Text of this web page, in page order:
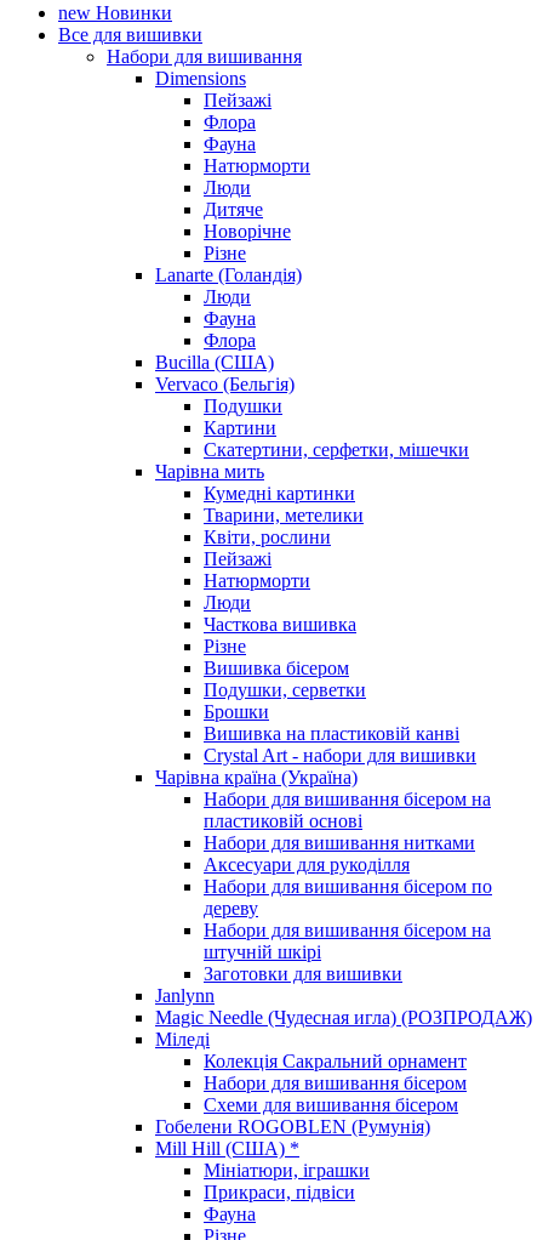
new Новинки
Все для вишивки
Набори для вишивання
Dimensions
Пейзажі
Флора
Фауна
Натюрморти
Люди
Дитяче
Новорічне
Різне
Lanarte (Голандія)
Люди
Фауна
Флора
Bucilla (США)
Vervaco (Бельгія)
Подушки
Картини
Скатертини, серфетки, мішечки
Чарiвна мить
Кумедні картинки
Тварини, метелики
Квіти, рослини
Пейзажі
Натюрморти
Люди
Часткова вишивка
Різне
Вишивка бісером
Подушки, серветки
Брошки
Вишивка на пластиковій канві
Crystal Art - набори для вишивки
Чарівна країна (Україна)
Набори для вишивання бісером на
пластиковій основі
Набори для вишивання нитками
Аксесуари для рукоділля
Набори для вишивання бісером по
дереву
Набори для вишивання бісером на
штучній шкірі
Заготовки для вишивки
Janlynn
Magic Needle (Чудесная игла) (РОЗПРОДАЖ)
Міледі
Колекція Сакральний орнамент
Набори для вишивання бісером
Схеми для вишивання бісером
Гобелени ROGOBLEN (Румунія)
Mill Hill (США) *
Мініатюри, іграшки
Прикраси, підвіси
Фауна
Різне